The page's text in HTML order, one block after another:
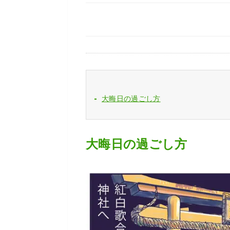
大晦日の過ごし方
大晦日の過ごし方